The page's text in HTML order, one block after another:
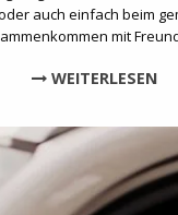
auch einfach beim
mit
WEITERLESEN